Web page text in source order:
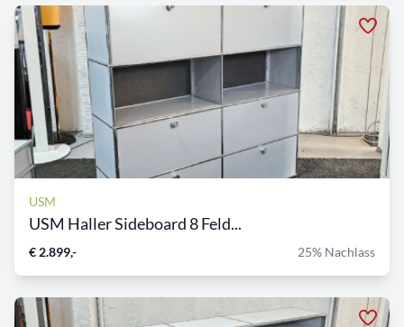
USM
USM Haller Sideboard 8 Feld...
€ 2.899,- 25% Nachlass